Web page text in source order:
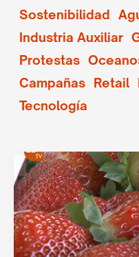
Sostenibilidad
Industria Auxiliar
Protestas
Campañas Retail
Tecnología